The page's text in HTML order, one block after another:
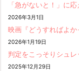
「急がないと！」に応
2026年3月1日
映画『どうすればよ
2026年1月19日
判定をこっそりシュ
2025年12月29日